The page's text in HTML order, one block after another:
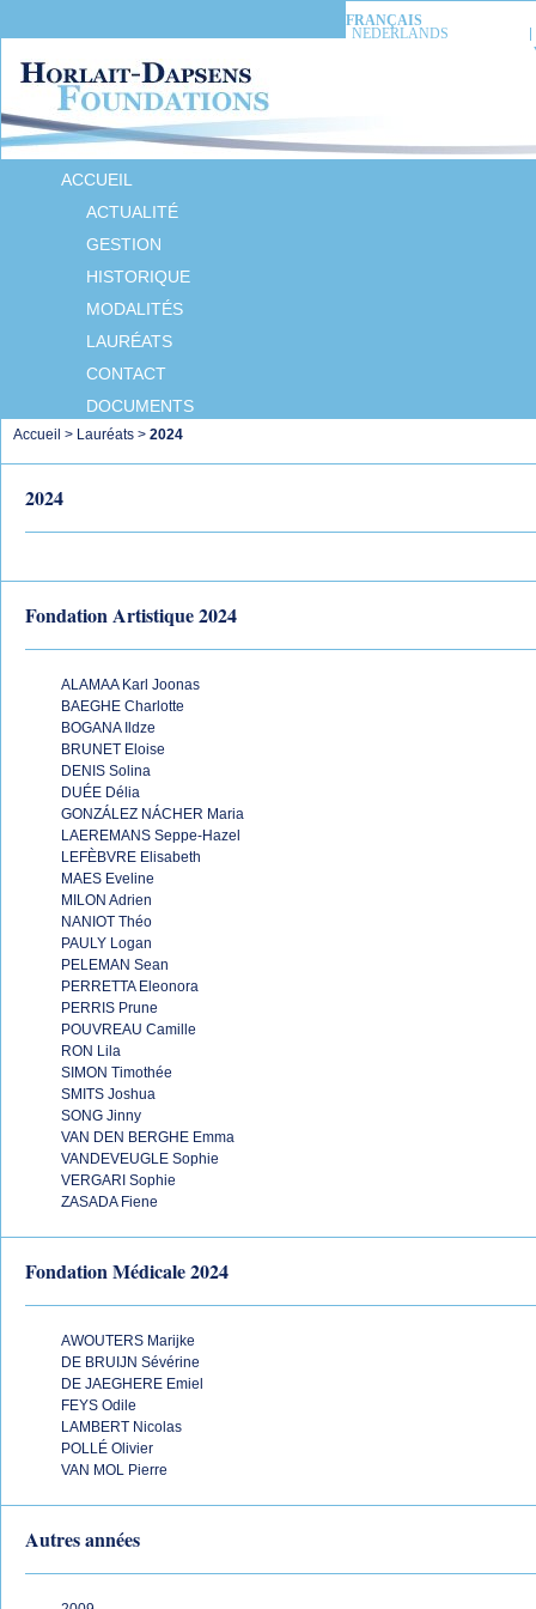
FRANÇAIS
NEDERLANDS
ACCUEIL
ACTUALITÉ
GESTION
HISTORIQUE
MODALITÉS
LAURÉATS
CONTACT
DOCUMENTS
Accueil > Lauréats > 2024
2024
Fondation Artistique 2024
ALAMAA Karl Joonas
BAEGHE Charlotte
BOGANA Ildze
BRUNET Eloise
DENIS Solina
DUÉE Délia
GONZÁLEZ NÁCHER Maria
LAEREMANS Seppe-Hazel
LEFÈBVRE Elisabeth
MAES Eveline
MILON Adrien
NANIOT Théo
PAULY Logan
PELEMAN Sean
PERRETTA Eleonora
PERRIS Prune
POUVREAU Camille
RON Lila
SIMON Timothée
SMITS Joshua
SONG Jinny
VAN DEN BERGHE Emma
VANDEVEUGLE Sophie
VERGARI Sophie
ZASADA Fiene
Fondation Médicale 2024
AWOUTERS Marijke
DE BRUIJN Sévérine
DE JAEGHERE Emiel
FEYS Odile
LAMBERT Nicolas
POLLÉ Olivier
VAN MOL Pierre
Autres années